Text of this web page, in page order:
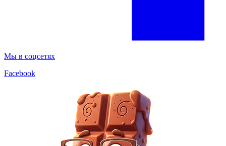
Мы в соцсетях
Facebook